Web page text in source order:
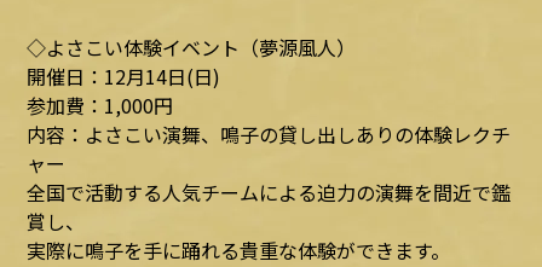
◇よさこい体験イベント（夢源風人）
開催日：12月14日(日)
参加費：1,000円
内容：よさこい演舞、鳴子の貸し出しありの体験レクチ
ャー
全国で活動する人気チームによる迫力の演舞を間近で鑑
賞し、
実際に鳴子を手に踊れる貴重な体験ができます。